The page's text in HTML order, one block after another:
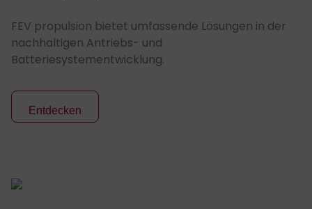
FEV propulsion bietet umfassende Lösungen in der
nachhaltigen Antriebs- und
Batteriesystementwicklung.
Entdecken